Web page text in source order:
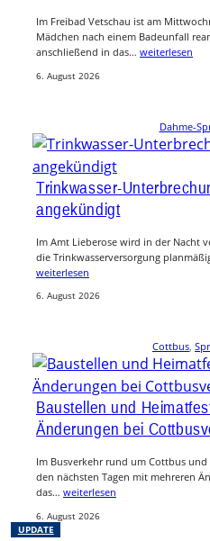
Im Freibad Vetschau ist am
Mädchen nach einem Badeunfall
anschließend in das… weiterlesen
6. August 2026
Dahme-
Trinkwasser-
angekündigt
Im Amt Lieberose wird in der Nacht
die Trinkwasserversorgung
weiterlesen
6. August 2026
Cottbus,
UPDATE
Baustellen und
Änderungen bei
Im Busverkehr rund um Cottbus und
den nächsten Tagen mit mehreren
das… weiterlesen
6. August 2026